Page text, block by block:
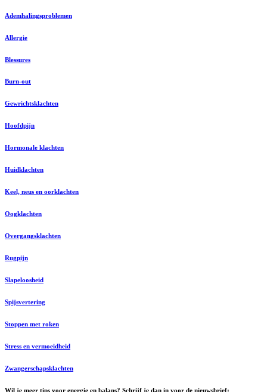
Ademhalingsproblemen
Allergie
Blessures
Burn-out
Gewrichtsklachten
Hoofdpijn
Hormonale klachten
Huidklachten
Keel, neus en oorklachten
Oogklachten
Overgangsklachten
Rugpijn
Slapeloosheid
Spijsvertering
Stoppen met roken
Stress en vermoeidheid
Zwangerschapsklachten
Wil je meer tips voor energie en balans? Schrijf je dan in voor de nieuwsbrief: